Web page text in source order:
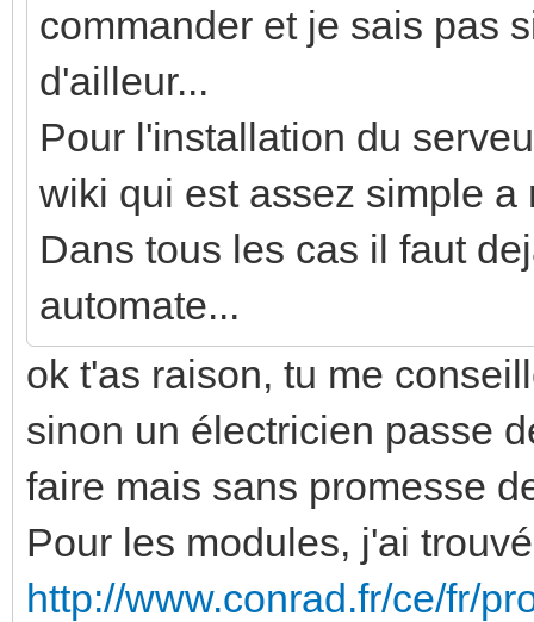
commander et je sais pas
d'ailleur...
Pour l'installation du
wiki qui est assez simple a
Dans tous les cas il faut
automate...
ok t'as raison, tu me
sinon un électricien passe
faire mais sans promesse
Pour les modules, j'ai
http://www.conrad.fr/ce/fr/